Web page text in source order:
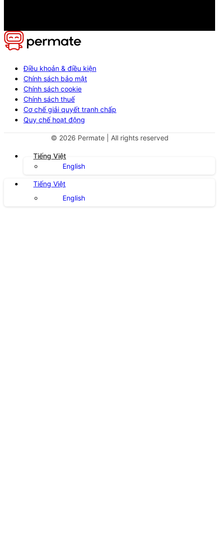
Điều khoản & điều kiện
Chính sách bảo mật
Chính sách cookie
Chính sách thuế
Cơ chế giải quyết tranh chấp
Quy chế hoạt động
© 2026 Permate | All rights reserved
Tiếng Việt
English
Tiếng Việt
English